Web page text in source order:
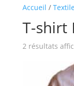
Accueil /
T-shirt
2 résultats